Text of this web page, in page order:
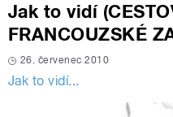
Jak to vidí
FRANCOUZSKÉ
26. červenec 2010
Jak to vidí...